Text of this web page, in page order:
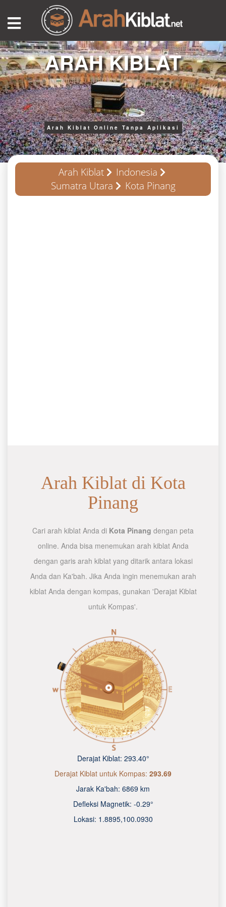
ARAH KIBLAT
Arah Kiblat Online Tanpa Aplikasi
Arah Kiblat
Indonesia
Sumatra Utara
Kota Pinang
Arah Kiblat di Kota
Pinang
Cari arah kiblat Anda di Kota Pinang dengan peta
online. Anda bisa menemukan arah kiblat Anda
dengan garis arah kiblat yang ditarik antara lokasi
Anda dan Ka'bah. Jika Anda ingin menemukan arah
kiblat Anda dengan kompas, gunakan 'Derajat Kiblat
untuk Kompas'.
Derajat Kiblat: 293.40°
Derajat Kiblat untuk Kompas: 293.69
Jarak Ka'bah: 6869 km
Defleksi Magnetik: -0.29°
Lokasi: 1.8895,100.0930